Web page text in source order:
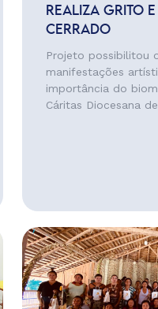
REALIZA GRITO
CERRADO
Projeto possibilitou
manifestações
importância do
Cáritas Diocesana